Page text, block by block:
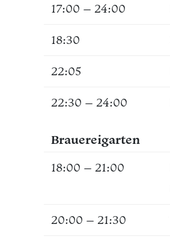
17:00 – 24:00
18:30
22:05
22:30 – 24:00
Brauereigarten
18:00 – 21:00
20:00 – 21:30